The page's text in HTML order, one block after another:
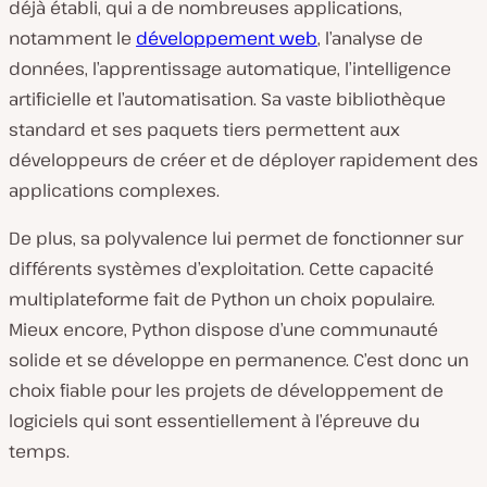
déjà établi, qui a de nombreuses applications,
notamment le développement web, l’analyse de
données, l’apprentissage automatique, l’intelligence
artificielle et l’automatisation. Sa vaste bibliothèque
standard et ses paquets tiers permettent aux
développeurs de créer et de déployer rapidement des
applications complexes.
De plus, sa polyvalence lui permet de fonctionner sur
différents systèmes d’exploitation. Cette capacité
multiplateforme fait de Python un choix populaire.
Mieux encore, Python dispose d’une communauté
solide et se développe en permanence. C’est donc un
choix fiable pour les projets de développement de
logiciels qui sont essentiellement à l’épreuve du
temps.